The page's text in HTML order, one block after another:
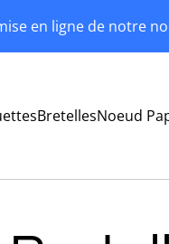
en ligne de notre
BretellesNoeud